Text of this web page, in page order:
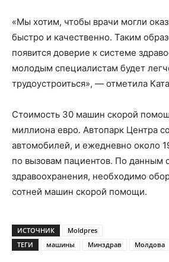
«Мы хотим, чтобы врачи могли
быстро и качественно. Таким
появится доверие к системе
молодым специалистам будет
трудоустроиться», — отметила
Стоимость 30 машин скорой
миллиона евро. Автопарк Центра
автомобилей, и ежедневно около
по вызовам пациентов. По данным
здравоохранения, необходимо
сотней машин скорой помощи.
ИСТОЧНИК
Moldpres
ТЕГИ
машины Минздрав Молдова